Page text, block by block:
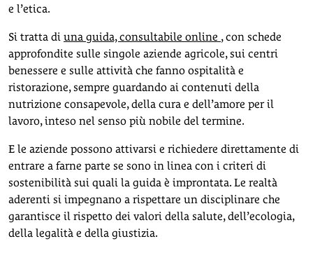
e l’etica.
Si tratta di una guida, consultabile online , con schede
approfondite sulle singole aziende agricole, sui centri
benessere e sulle attività che fanno ospitalità e
ristorazione, sempre guardando ai contenuti della
nutrizione consapevole, della cura e dell’amore per il
lavoro, inteso nel senso più nobile del termine.
E le aziende possono attivarsi e richiedere direttamente di
entrare a farne parte se sono in linea con i criteri di
sostenibilità sui quali la guida è improntata. Le realtà
aderenti si impegnano a rispettare un disciplinare che
garantisce il rispetto dei valori della salute, dell’ecologia,
della legalità e della giustizia.